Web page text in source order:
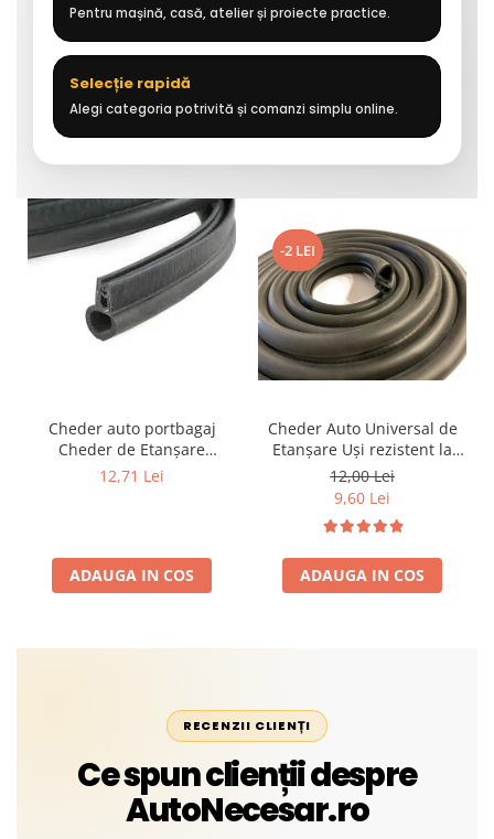
Pentru mașină, casă, atelier și proiecte practice.
Selecție rapidă
Alegi categoria potrivită și comanzi simplu online.
Cheder auto portbagaj
Cheder de Etanșare
Profesional din Cauciuc -
Liniar
12,71 Lei
ADAUGA IN COS
-2 LEI
Cheder Auto Universal de
Etanșare Uși rezistent la
intemperii, raze UV,
îmbătrânire și temperaturi
12,00 Lei
9,60 Lei
ADAUGA IN COS
RECENZII CLIENȚI
Ce spun clienții despre
AutoNecesar.ro